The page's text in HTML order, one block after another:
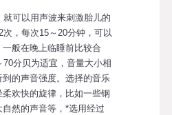
可以用声波来刺激胎儿的
，每次15～20分钟，可以
般在晚上临睡前比较合
分贝为适宜，音量大小相
的声音强度。选择的音乐
欢快的旋律，比如一些钢
然的声音等，*选用经过